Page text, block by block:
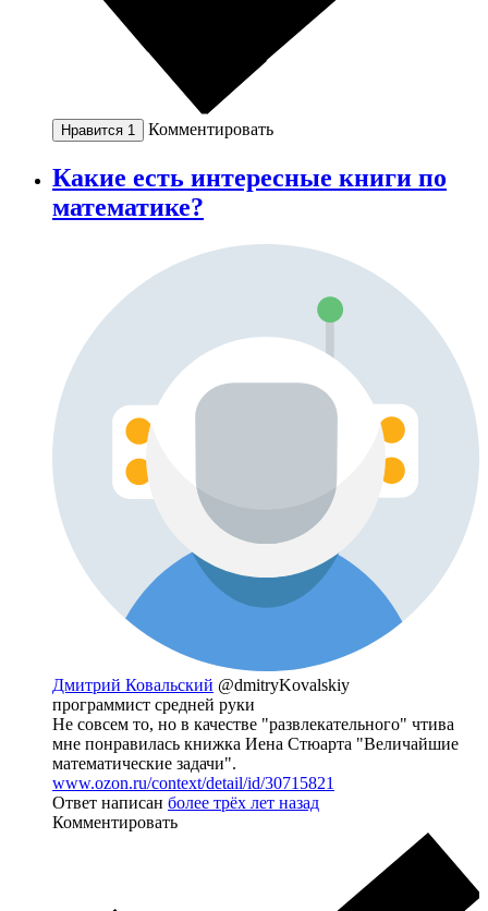
Нравится 1 Комментировать
Какие есть интересные книги по
математике?
Дмитрий Ковальский @dmitryKovalskiy
программист средней руки
Не совсем то, но в качестве "развлекательного" чтива
мне понравилась книжка Иена Стюарта "Величайшие
математические задачи".
www.ozon.ru/context/detail/id/30715821
Ответ написан более трёх лет назад
Комментировать